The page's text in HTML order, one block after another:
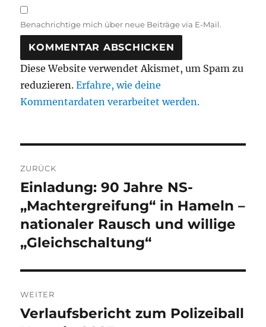
Benachrichtige mich über neue Beiträge via E-Mail.
Diese Website verwendet Akismet, um Spam zu
reduzieren.Erfahre, wie deine
Kommentardaten verarbeitet werden.
ZURÜCK
Vorheriger
Beitrag:
Einladung: 90 Jahre NS-
„Machtergreifung“ in Hameln –
nationaler Rausch und willige
„Gleichschaltung“
WEITER
Nächster
Verlaufsbericht zum Polizeiball